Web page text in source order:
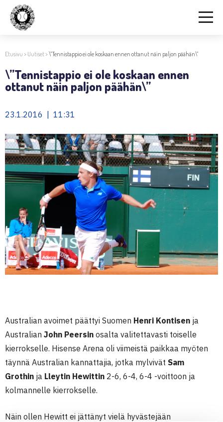
Etusivu > Uutiset>\”Tennistappio ei ole koskaan ennen ottanut näin paljon päähän\”
\”Tennistappio ei ole koskaan ennen
ottanut näin paljon päähän\”
23.1.2016 | 11:31
Australian avoimet päättyi Suomen Henri Kontisen ja
Australian John Peersin osalta valitettavasti toiselle
kierrokselle. Hisense Arena oli viimeistä paikkaa myöten
täynnä Australian kannattajia, jotka mylvivät Sam
Grothin ja Lleytin Hewittin 2-6, 6-4, 6-4 -voittoon ja
kolmannelle kierrokselle.
Näin ollen Hewitt ei jättänyt vielä hyvästejään